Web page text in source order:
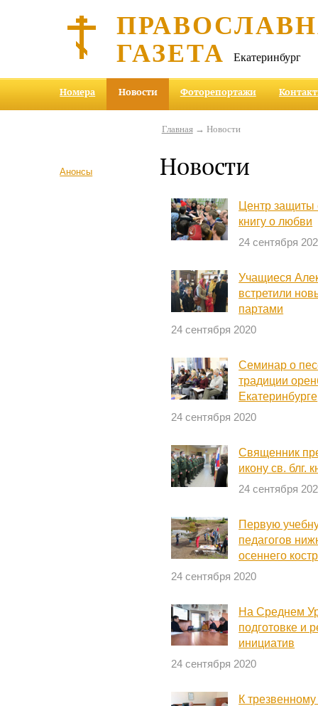
ГАЗЕТА Екатеринбург
Номера Новости Фоторепортажи
Анонсы
Главная→ Новости
Новости
Центр защиты
книгу о любви
24 сентября
Учащиеся
встретили
партами
24 сентября 2020
Семинар о
традиции
Екатеринбурге
24 сентября 2020
Священник
икону св. блг.
24 сентября
Первую
педагогов
осеннего
24 сентября 2020
На Среднем
подготовке и
инициатив
24 сентября 2020
К